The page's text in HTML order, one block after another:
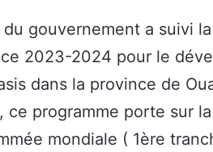
gouvernement a suivi
2023-2024 pour le
dans la province de
ce programme porte sur
mondiale ( 1ère